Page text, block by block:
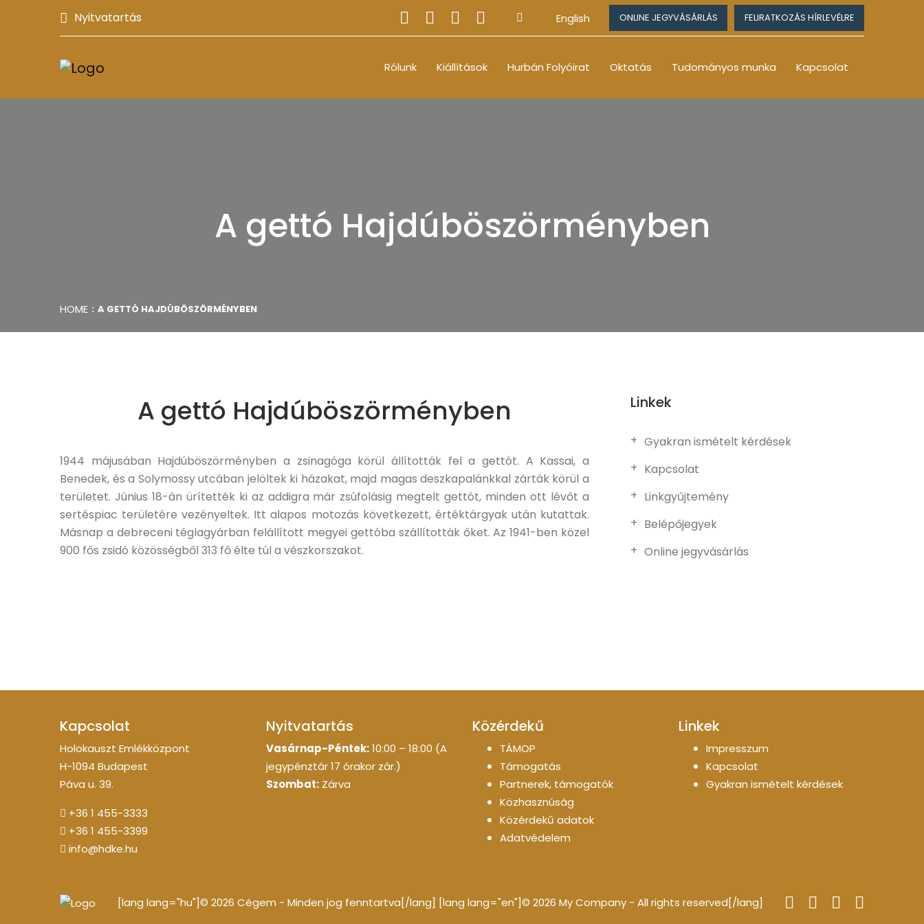
Nyitvatartás English ONLINE JEGYVÁSÁRLÁS FELIRATKOZÁS HÍRLEVÉLRE
Rólunk Kiállítások Hurbán Folyóirat Oktatás Tudományos munka Kapcsolat
A gettó Hajdúböszörményben
HOME A GETTÓ HAJDÚBÖSZÖRMÉNYBEN
A gettó Hajdúböszörményben
1944 májusában Hajdúböszörményben a zsinagóga körül állították fel a gettót. A Kassai, a
Benedek, és a Solymossy utcában jelöltek ki házakat, majd magas deszkapalánkkal zárták körül a
területet. Június 18-án ürítették ki az addigra már zsúfolásig megtelt gettót, minden ott lévőt a
sertéspiac területére vezényeltek. Itt alapos motozás következett, értéktárgyak után kutattak.
Másnap a debreceni téglagyárban felállított megyei gettóba szállították őket. Az 1941-ben közel
900 fős zsidó közösségből 313 fő élte túl a vészkorszakot.
Linkek
Gyakran ismételt kérdések
Kapcsolat
Linkgyűjtemény
Belépőjegyek
Online jegyvásárlás
Kapcsolat
Holokauszt Emlékközpont
H-1094 Budapest
Páva u. 39.
+36 1 455-3333
+36 1 455-3399
info@hdke.hu
Nyitvatartás
Vasárnap-Péntek:10:00 – 18:00 (A
jegypénztár 17 órakor zár.)
Szombat: Zárva
Közérdekű
TÁMOP
Támogatás
Partnerek, támogatók
Közhasznúság
Közérdekű adatok
Adatvédelem
Linkek
Impresszum
Kapcsolat
Gyakran ismételt kérdések
[lang lang="hu"]© 2026 Cégem - Minden jog fenntartva[/lang] [lang lang="en"]© 2026 My Company - All rights reserved[/lang]